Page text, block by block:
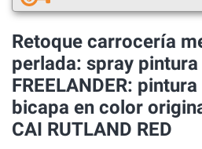
Retoque carrocería
perlada: spray pintura
FREELANDER:
bicapa en color
CAI RUTLAND RED